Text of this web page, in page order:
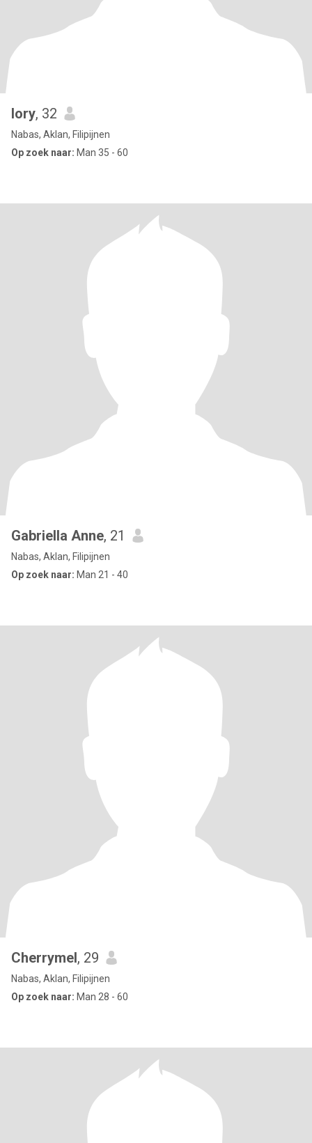
lory, 32
Nabas, Aklan, Filipijnen
Op zoek naar: Man 35 - 60
Gabriella Anne, 21
Nabas, Aklan, Filipijnen
Op zoek naar: Man 21 - 40
Cherrymel, 29
Nabas, Aklan, Filipijnen
Op zoek naar: Man 28 - 60